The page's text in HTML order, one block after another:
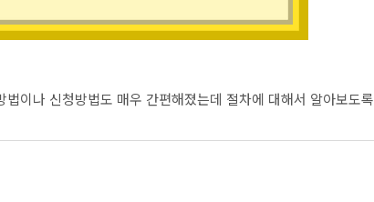
이나 신청방법도 매우 간편해졌는데 절차에 대해서 알아보도록